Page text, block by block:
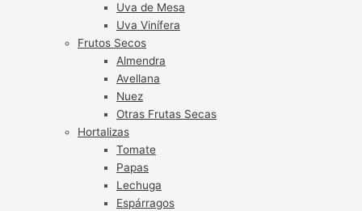
Uva de Mesa
Uva Vinífera
Frutos Secos
Almendra
Avellana
Nuez
Otras Frutas Secas
Hortalizas
Tomate
Papas
Lechuga
Espárragos